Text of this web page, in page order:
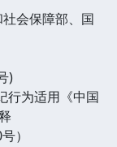
会保障部、国
)
行为适用《中国
）